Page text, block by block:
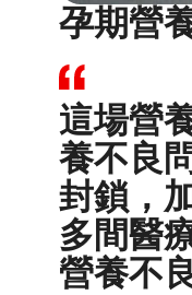
孕期營
這場營
養不良
封鎖，
多間醫
營養不